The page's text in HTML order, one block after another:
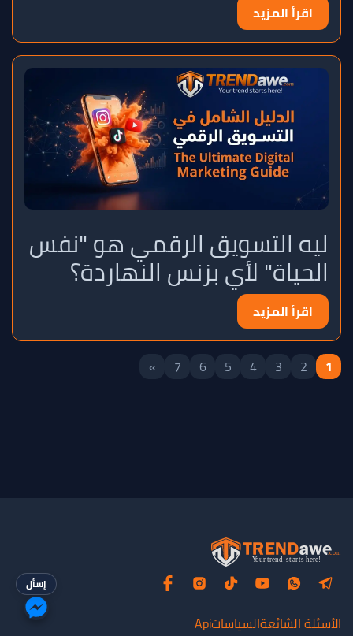
إسأل
اقرأ المزيد
ليه التسويق الرقمي هو "نفس
الحياة" لأي بزنس النهاردة؟
اقرأ المزيد
1
2
3
4
5
6
7
»
الأسئلة الشائعةالسياساتApi